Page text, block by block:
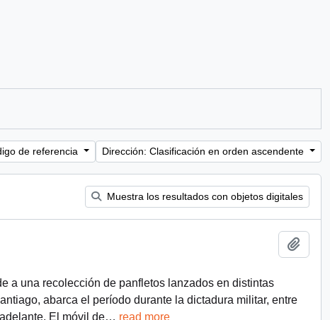
de referencia Dirección: Clasificación en orden ascendente
Muestra los resultados con objetos digitales
a una recolección de panfletos lanzados en distintas
abarca el período durante la dictadura militar, entre
El móvil de… read more